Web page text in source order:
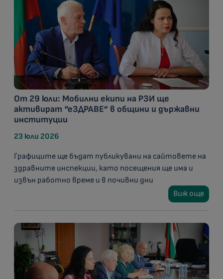
От 29 юли: Мобилни екипи на РЗИ ще
активират “еЗДРАВЕ” в общини и държавни
институции
23 юли 2026
Графиците ще бъдат публикувани на сайтовете на
здравните инспекции, като посещения ще има и
извън работно време и в почивни дни
Виж още